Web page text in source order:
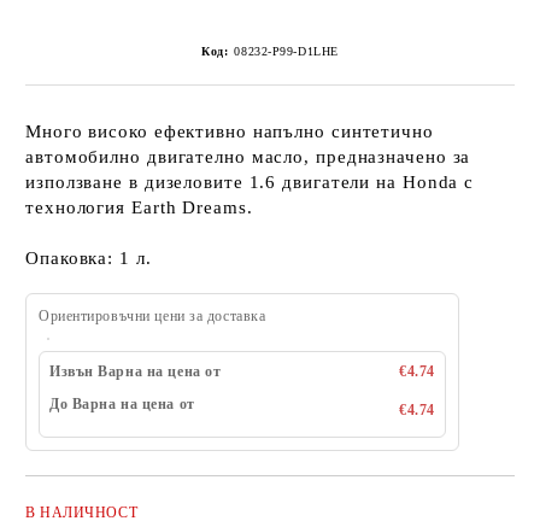
Код: 08232-P99-D1LHE
Много високо ефективно напълно синтетично
автомобилно двигателно масло, предназначено за
използване в дизеловите 1.6 двигатели на Honda с
технология Earth Dreams.
Опаковка: 1 л.
Ориентировъчни цени за доставка
Извън Варна на цена от
€4.74
До Варна на цена от
€4.74
В НАЛИЧНОСТ